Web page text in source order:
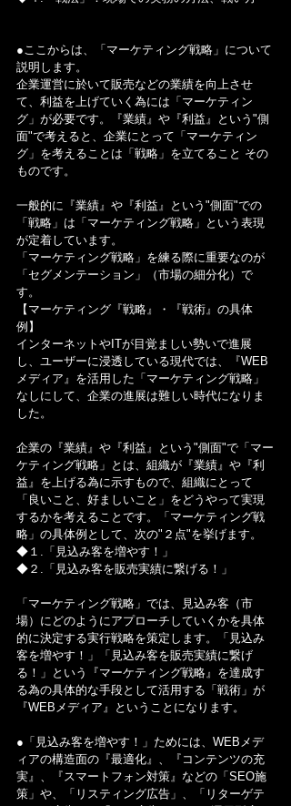
●ここからは、「マーケティング戦略」について
説明します。
企業運営に於いて販売などの業績を向上させ
て、利益を上げていく為には「マーケティン
グ」が必要です。『業績』や『利益』という"側
面"で考えると、企業にとって「マーケティン
グ」を考えることは「戦略」を立てること その
ものです。
一般的に『業績』や『利益』という"側面"での
「戦略」は「マーケティング戦略」という表現
が定着しています。
「マーケティング戦略」を練る際に重要なのが
「セグメンテーション」（市場の細分化）で
す。
【マーケティング『戦略』・『戦術』の具体
例】
インターネットやITが目覚ましい勢いで進展
し、ユーザーに浸透している現代では、『WEB
メディア』を活用した「マーケティング戦略」
なしにして、企業の進展は難しい時代になりま
した。
企業の『業績』や『利益』という"側面"で「マー
ケティング戦略」とは、組織が『業績』や『利
益』を上げる為に示すもので、組織にとって
「良いこと、好ましいこと」をどうやって実現
するかを考えることです。「マーケティング戦
略」の具体例として、次の"２点"を挙げます。
◆１.「見込み客を増やす！」
◆２.「見込み客を販売実績に繋げる！」
「マーケティング戦略」では、見込み客（市
場）にどのようにアプローチしていくかを具体
的に決定する実行戦略を策定します。「見込み
客を増やす！」「見込み客を販売実績に繋げ
る！」という『マーケティング戦略』を達成す
る為の具体的な手段として活用する「戦術」が
『WEBメディア』ということになります。
●「見込み客を増やす！」ためには、WEBメデ
ィアの構造面の『最適化』、『コンテンツの充
実』、『スマートフォン対策』などの「SEO施
策」や、「リスティング広告」、「リターゲテ